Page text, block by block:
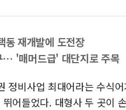
동 재개발에 도전장
… '매머드급' 대단지로 주목
정비사업 최대어라는 수식
어들었다. 대형사 두 곳이